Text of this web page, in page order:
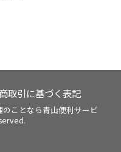
取引に基づく表記
ことなら青山便利サービ